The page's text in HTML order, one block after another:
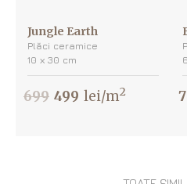
Jungle Earth
Plăci ceramice
10 х 30 cm
699 499 lei/m2